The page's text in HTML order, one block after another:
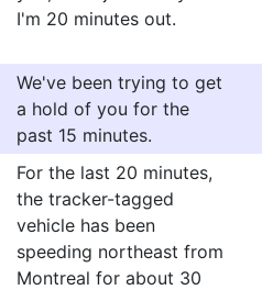
I'm 20 minutes out.
We've been trying to get
a hold of you for the
past 15 minutes.
For the last 20 minutes,
the tracker-tagged
vehicle has been
speeding northeast from
Montreal for about 30